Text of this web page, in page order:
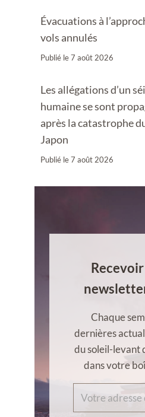
Évacuations à
vols annulés
Publié le7 août 2026
Les allégations d’un
humaine se sont
après la catastrophe
Japon
Publié le7 août 2026
Chaque
dernières
du soleil-levant
dans votre